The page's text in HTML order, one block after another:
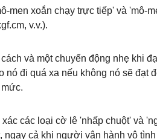
kiểm tra
Mr.Việt Hotline:
men xoắn chạy trực tiếp' và 'mô-
v.v.).
và một chuyển động nhẹ khi
đi quá xa nếu không nó sẽ đạt
các loại cờ lê 'nhấp chuột' và
cả khi người vận hành vô